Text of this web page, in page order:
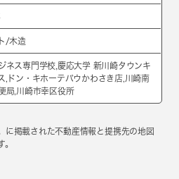
/木造
ネス専門学校,慶応大学 新川崎タウンキ
,ドン・キホーテパウかわさき店,川崎南
局,川崎市幸区役所
掲載された不動産情報と提携先の地図